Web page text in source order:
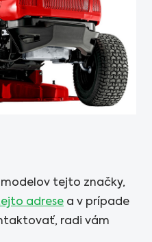
modelov tejto značky,
adrese a v prípade
radi vám